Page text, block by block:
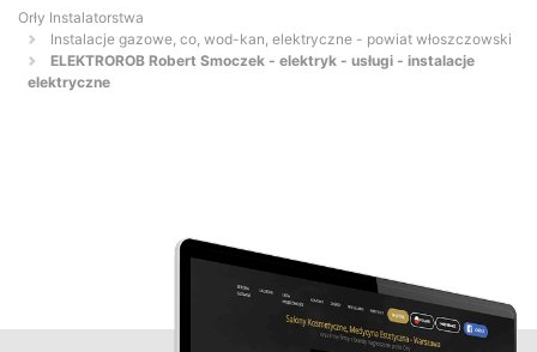
Orły Instalatorstwa
Instalacje gazowe, co, wod-kan, elektryczne - powiat włoszczowski
ELEKTROROB Robert Smoczek - elektryk - usługi - instalacje
elektryczne